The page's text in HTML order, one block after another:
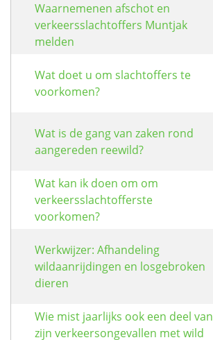
Waarnemenen afschot en
verkeersslachtoffers Muntjak
melden
Wat doet u om slachtoffers te
voorkomen?
Wat is de gang van zaken rond
aangereden reewild?
Wat kan ik doen om om
verkeersslachtofferste
voorkomen?
Werkwijzer: Afhandeling
wildaanrijdingen en losgebroken
dieren
Wie mist jaarlijks ook een deel van
zijn verkeersongevallen met wild